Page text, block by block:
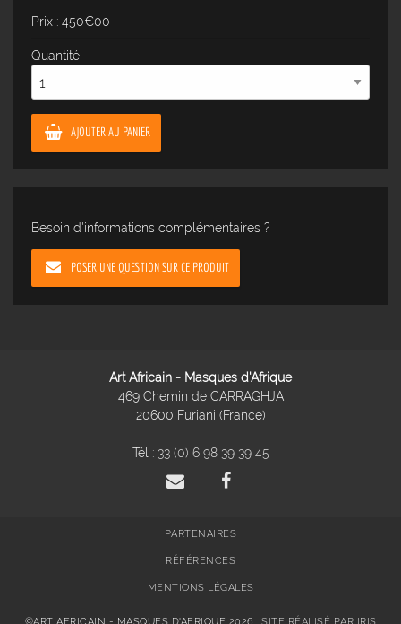
Prix : 450€00
Quantité
AJOUTER AU PANIER
Besoin d'informations complémentaires ?
POSER UNE QUESTION SUR CE PRODUIT
Art Africain - Masques d'Afrique
469 Chemin de CARRAGHJA
20600 Furiani (France)
Tél : 33 (0) 6 98 39 39 45
PARTENAIRES
RÉFÉRENCES
MENTIONS LÉGALES